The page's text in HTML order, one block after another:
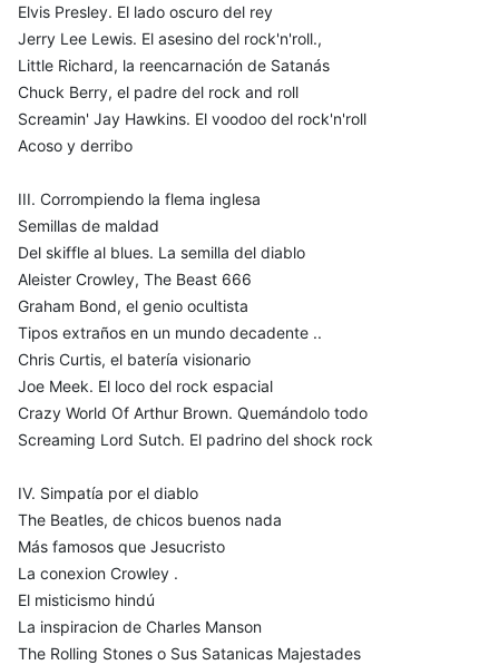
Elvis Presley. El lado oscuro del rey
Jerry Lee Lewis. El asesino del rock'n'roll.,
Little Richard, la reencarnación de Satanás
Chuck Berry, el padre del rock and roll
Screamin' Jay Hawkins. El voodoo del rock'n'roll
Acoso y derribo
III. Corrompiendo la flema inglesa
Semillas de maldad
Del skiffle al blues. La semilla del diablo
Aleister Crowley, The Beast 666
Graham Bond, el genio ocultista
Tipos extraños en un mundo decadente ..
Chris Curtis, el batería visionario
Joe Meek. El loco del rock espacial
Crazy World Of Arthur Brown. Quemándolo todo
Screaming Lord Sutch. El padrino del shock rock
IV. Simpatía por el diablo
The Beatles, de chicos buenos nada
Más famosos que Jesucristo
La conexion Crowley .
El misticismo hindú
La inspiracion de Charles Manson
The Rolling Stones o Sus Satanicas Majestades